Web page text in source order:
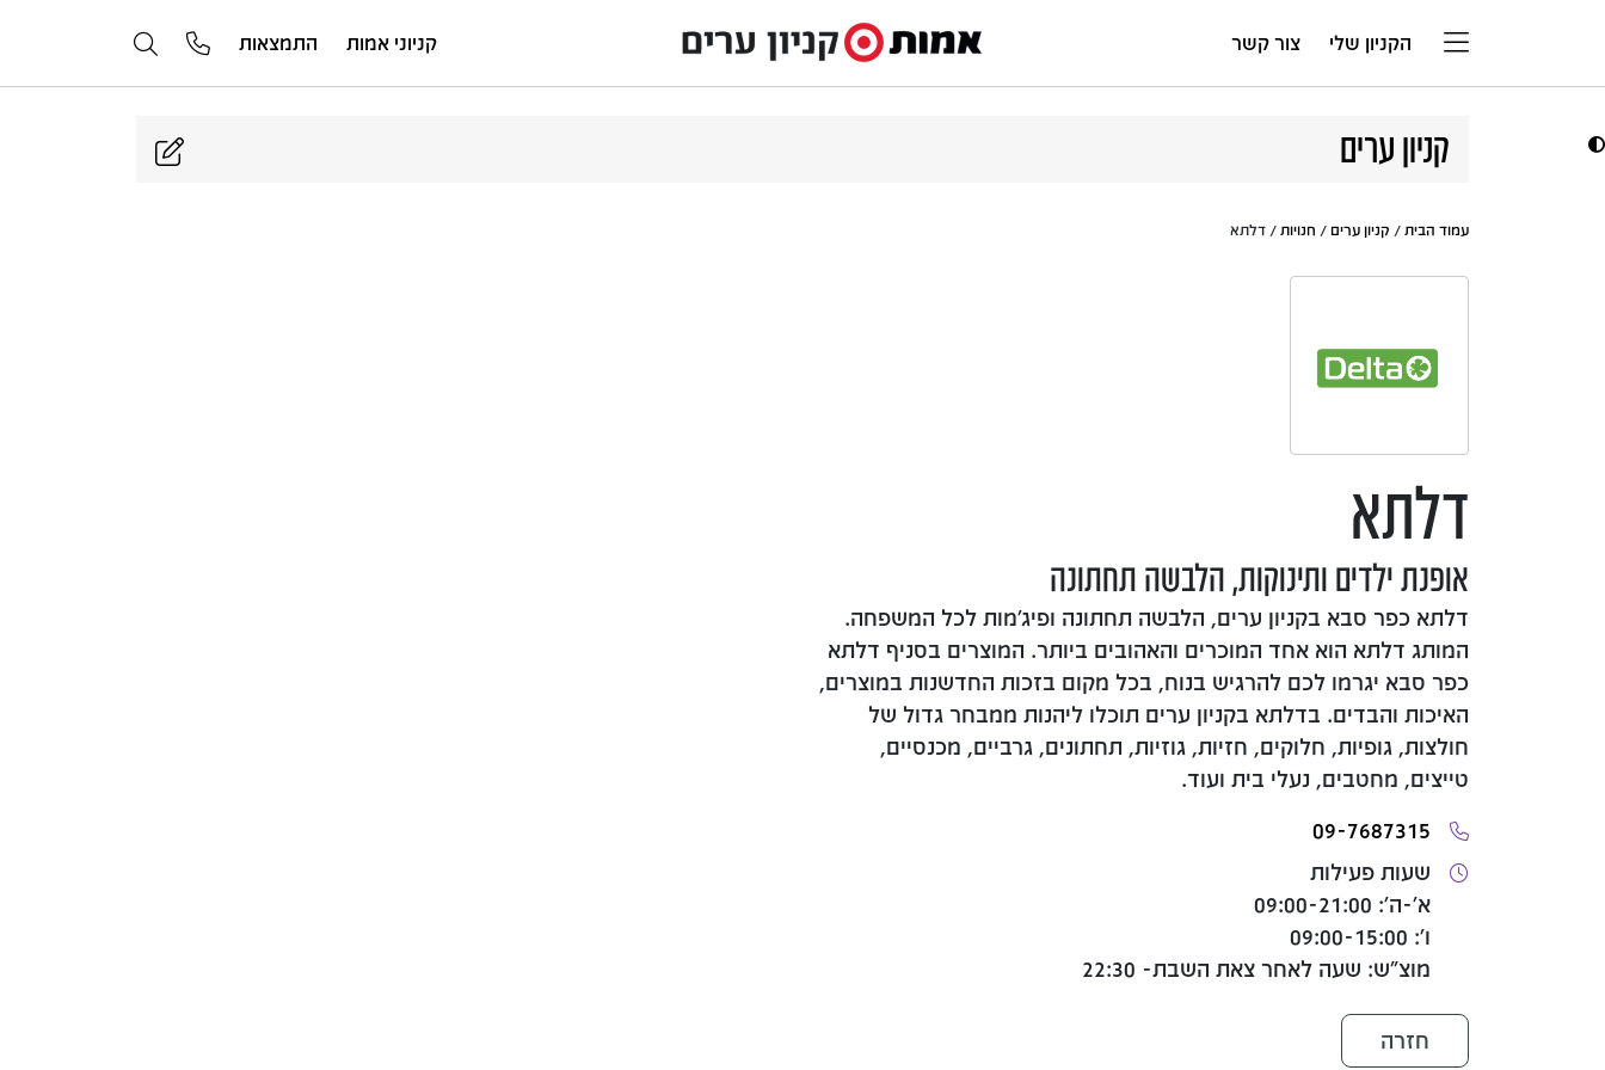
הקניון שלי צור קשר קניוני אמות התמצאות
קניון ערים
עמוד הבית / קניון ערים / חנויות / דלתא
דלתא
אופנת ילדים ותינוקות, הלבשה תחתונה
דלתא כפר סבא בקניון ערים, הלבשה תחתונה ופיג'מות לכל המשפחה.
המותג דלתא הוא אחד המוכרים והאהובים ביותר. המוצרים בסניף דלתא
כפר סבא יגרמו לכם להרגיש בנוח, בכל מקום בזכות החדשנות במוצרים,
האיכות והבדים. בדלתא בקניון ערים תוכלו ליהנות ממבחר גדול של
חולצות, גופיות, חלוקים, חזיות, גוזיות, תחתונים, גרביים, מכנסיים,
טייצים, מחטבים, נעלי בית ועוד.
09-7687315
שעות פעילות
א'-ה': 09:00-21:00
ו': 09:00-15:00
מוצ"ש: שעה לאחר צאת השבת- 22:30
חזרה